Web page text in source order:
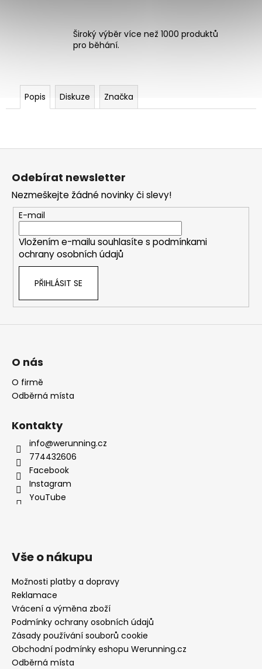
Široký výběr více než 1000 produktů
pro běhání.
Popis Diskuze Značka
Z
Odebírat newsletter
Nezmeškejte žádné novinky či slevy!
E-mail
Vložením e-mailu souhlasíte s podmínkami
ochrany osobních údajů
PŘIHLÁSIT SE
O nás
O firmě
Odběrná místa
Kontakty
info@werunning.cz
774432606
Facebook
Instagram
YouTube
Vše o nákupu
Možnosti platby a dopravy
Reklamace
Vrácení a výměna zboží
Podmínky ochrany osobních údajů
Zásady používání souborů cookie
Obchodní podmínky eshopu Werunning.cz
Odběrná místa